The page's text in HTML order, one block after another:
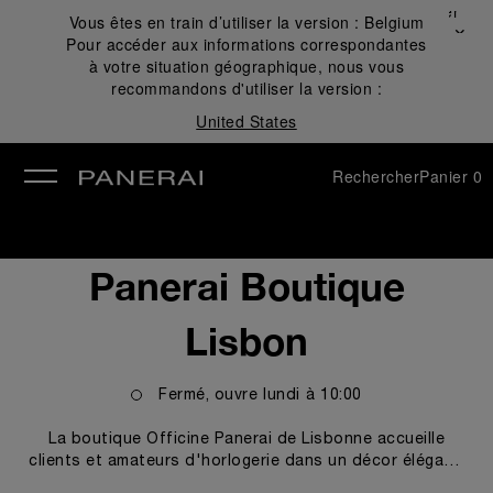
Vous êtes en train d’utiliser la version : Belgium
Pour accéder aux informations correspondantes
à votre situation géographique, nous vous
recommandons d'utiliser la version :
United States
Fermer
✕
RechercherPanier 0
Panerai Boutique
Lisbon
Fermé, ouvre lundi à 10:00
La boutique Officine Panerai de Lisbonne accueille
clients et amateurs d'horlogerie dans un décor élégant,